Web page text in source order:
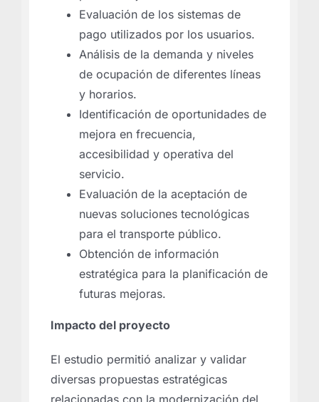
Evaluación de los sistemas de
pago utilizados por los usuarios.
Análisis de la demanda y niveles
de ocupación de diferentes líneas
y horarios.
Identificación de oportunidades de
mejora en frecuencia,
accesibilidad y operativa del
servicio.
Evaluación de la aceptación de
nuevas soluciones tecnológicas
para el transporte público.
Obtención de información
estratégica para la planificación de
futuras mejoras.
Impacto del proyecto
El estudio permitió analizar y validar
diversas propuestas estratégicas
relacionadas con la modernización del